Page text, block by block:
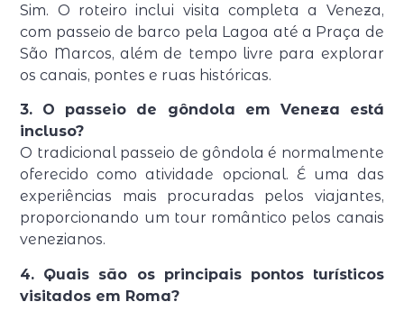
Sim. O roteiro inclui visita completa a Veneza,
com passeio de barco pela Lagoa até a Praça de
São Marcos, além de tempo livre para explorar
os canais, pontes e ruas históricas.
3. O passeio de gôndola em Veneza está
incluso?
O tradicional passeio de gôndola é normalmente
oferecido como atividade opcional. É uma das
experiências mais procuradas pelos viajantes,
proporcionando um tour romântico pelos canais
venezianos.
4. Quais são os principais pontos turísticos
visitados em Roma?